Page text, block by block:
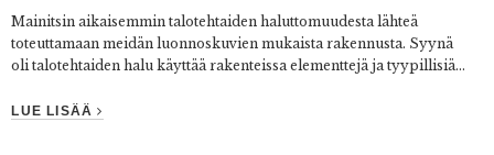
Mainitsin aikaisemmin talotehtaiden haluttomuudesta lähteä
toteuttamaan meidän luonnoskuvien mukaista rakennusta. Syynä
oli talotehtaiden halu käyttää rakenteissa elementtejä ja tyypillisiä...
LUE LISÄÄ